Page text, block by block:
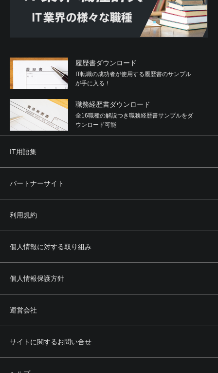
履歴書ダウンロード
IT転職の成功者が使用する履歴書のサンプル
が手に入る！
職務経歴書ダウンロード
全16職種の解説つき職務経歴書サンプルをダ
ウンロード可能
IT用語集
パートナーサイト
利用規約
個人情報に対する取り組み
個人情報保護方針
運営会社
サイトに関するお問い合せ